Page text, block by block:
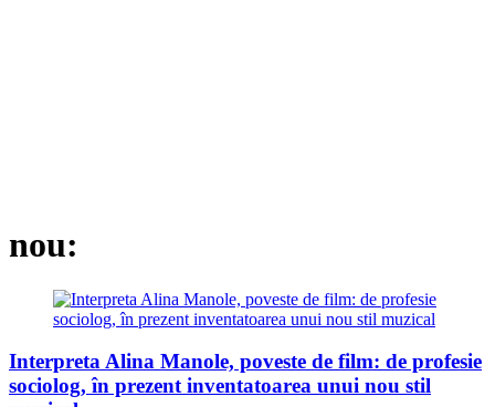
nou:
Interpreta Alina Manole, poveste de film: de profesie
sociolog, în prezent inventatoarea unui nou stil